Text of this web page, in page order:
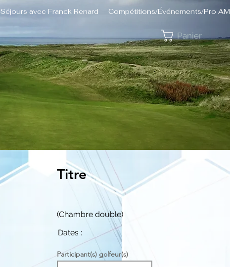
Séjours avec Franck Renard Compétitions/Événements/Pro AM
Panier
Titre
(Chambre double)
Dates :
Participant(s) golfeur(s)